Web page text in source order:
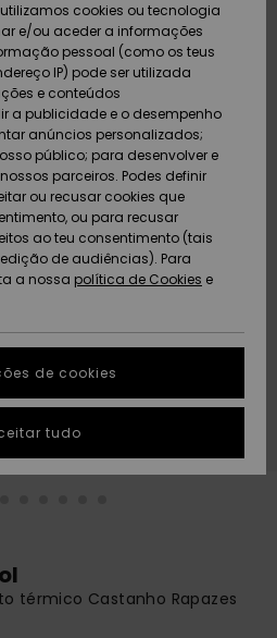
e
água
e
água
Shop
de
de
para
a
mais
térmico Castanho Rapazes
cookies ou tecnologia
e/ou aceder a informações
pessoal (como os teus
IP) pode ser utilizada
e conteúdos
a publicidade e o desempenho
anúncios personalizados;
público; para desenvolver e
parceiros. Podes definir
ou recusar cookies que
ou para recusar
ao teu consentimento (tais
de audiências). Para
a nossa política de Cookies e
de cookies
tudo